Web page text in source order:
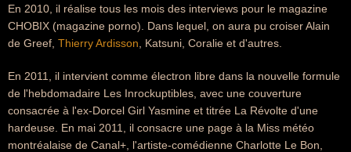
En 2010, il réalise tous les mois des interviews pour le magazine
CHOBIX (magazine porno). Dans lequel, on aura pu croiser Alain
de Greef, Thierry Ardisson , Katsuni, Coralie et d'autres.
En 2011, il intervient comme électron libre dans la nouvelle formule
de l'hebdomadaire Les Inrockuptibles, avec une couverture
consacrée à l'ex-Dorcel Girl Yasmine et titrée La Révolte d'une
hardeuse. En mai 2011, il consacre une page à la Miss météo
montréalaise de Canal+, l'artiste-comédienne Charlotte Le Bon,